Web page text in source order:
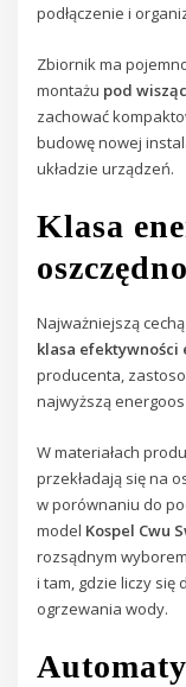
podłączenie i
Zbiornik ma
montażu pod
zachować
budowę nowej
układzie urządzeń.
Klasa
Najważniejszą
klasa
producenta,
najwyższą
W materiałach
przekładają się na
w porównaniu do
model Kospel Cwu
rozsądnym
i tam, gdzie liczy się
ogrzewania wody.